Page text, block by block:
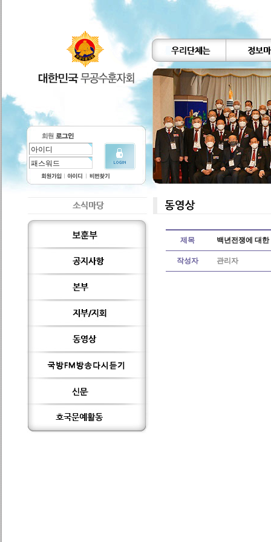
제목 백년전쟁에 대한
작성자 관리자